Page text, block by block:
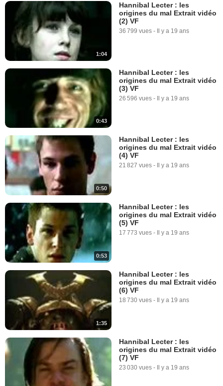
1:04
Hannibal Lecter : les
origines du mal Extrait vidéo
(2) VF
36 799 vues - Il y a 19 ans
0:43
Hannibal Lecter : les
origines du mal Extrait vidéo
(3) VF
26 596 vues - Il y a 19 ans
0:50
Hannibal Lecter : les
origines du mal Extrait vidéo
(4) VF
21 827 vues - Il y a 19 ans
0:53
Hannibal Lecter : les
origines du mal Extrait vidéo
(5) VF
17 773 vues - Il y a 19 ans
1:35
Hannibal Lecter : les
origines du mal Extrait vidéo
(6) VF
18 730 vues - Il y a 19 ans
Hannibal Lecter : les
origines du mal Extrait vidéo
(7) VF
23 030 vues - Il y a 19 ans